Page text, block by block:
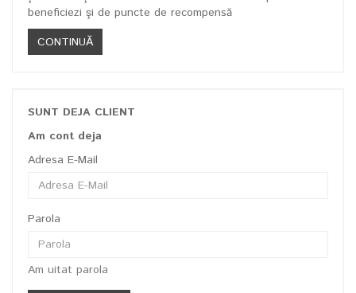
beneficiezi şi de puncte de recompensă
CONTINUĂ
SUNT DEJA CLIENT
Am cont deja
Adresa E-Mail
Parola
Am uitat parola